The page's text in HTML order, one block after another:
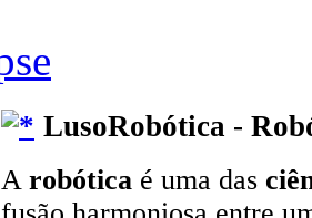
LusoRobótica -
A robótica é uma das